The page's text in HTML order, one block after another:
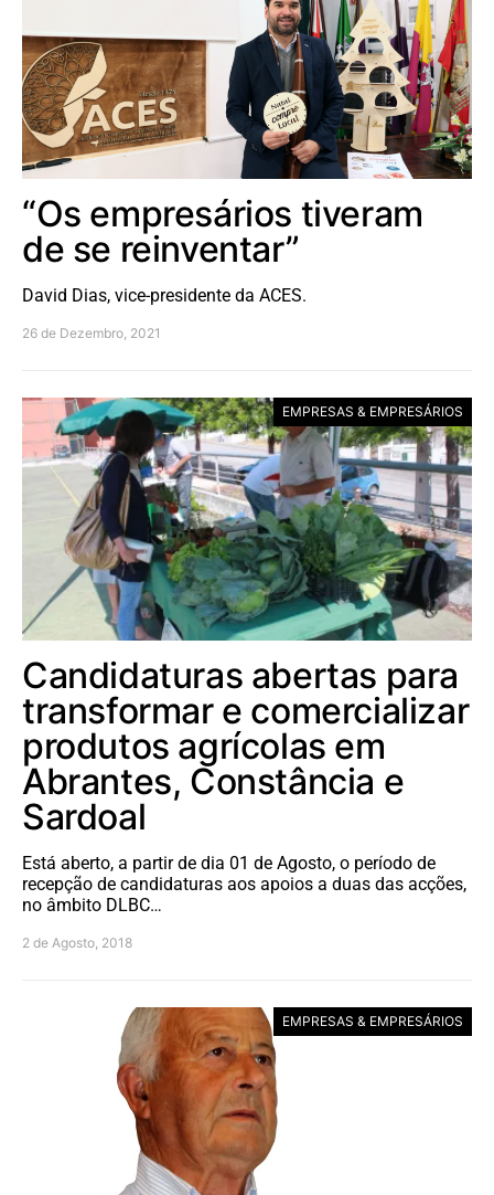
“Os empresários tiveram
de se reinventar”
David Dias, vice-presidente da ACES.
26 de Dezembro, 2021
EMPRESAS & EMPRESÁRIOS
Candidaturas abertas para
transformar e comercializar
produtos agrícolas em
Abrantes, Constância e
Sardoal
Está aberto, a partir de dia 01 de Agosto, o período de
recepção de candidaturas aos apoios a duas das acções,
no âmbito DLBC…
2 de Agosto, 2018
EMPRESAS & EMPRESÁRIOS